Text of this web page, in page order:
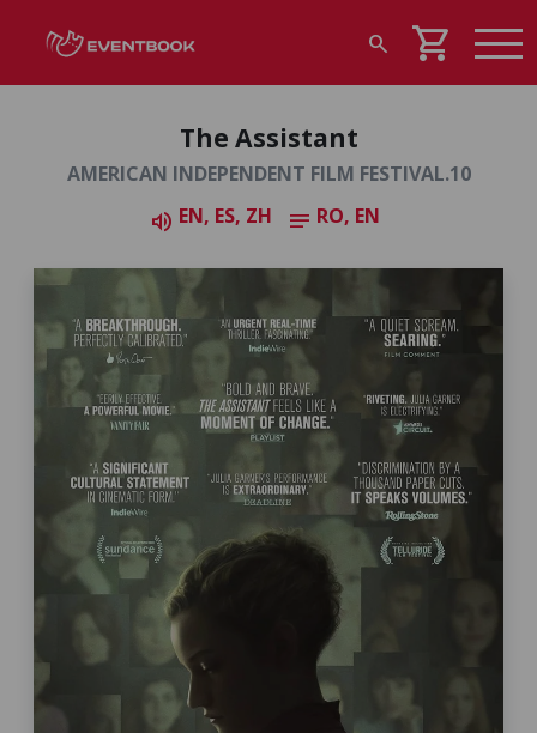
search shopping_cart
The Assistant
AMERICAN INDEPENDENT FILM FESTIVAL.10
volume_up EN, ES, ZH notes RO, EN